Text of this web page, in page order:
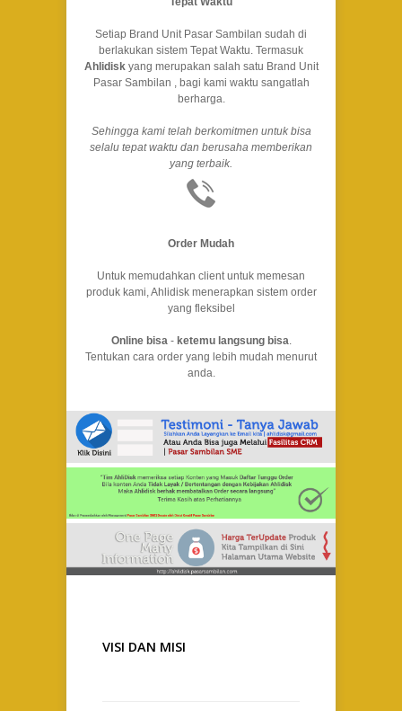
Setiap Brand Unit Pasar Sambilan sudah di
berlakukan sistem Tepat Waktu. Termasuk
Ahlidiskyang merupakan salah satu Brand Unit
Pasar Sambilan , bagi kami waktu sangatlah
berharga.
Sehingga kami telah berkomitmen untuk bisa
selalu tepat waktu dan berusaha memberikan
yang terbaik.
Order Mudah
Untuk memudahkan client untuk memesan
produk kami, Ahlidisk menerapkan sistem order
yang fleksibel
Online bisa- ketemu langsung bisa.
Tentukan cara order yang lebih mudah menurut
anda.
VISI DAN MISI